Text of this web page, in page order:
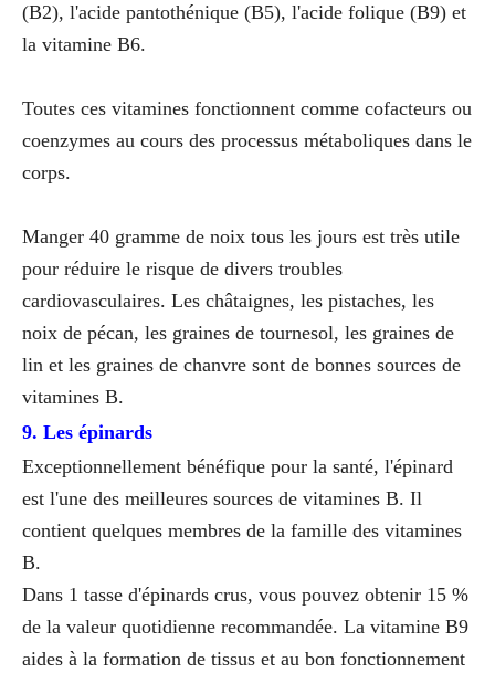
(B2), l'acide pantothénique (B5), l'acide folique (B9) et
la vitamine B6.
Toutes ces vitamines fonctionnent comme cofacteurs ou
coenzymes au cours des processus métaboliques dans le
corps.
Manger 40 gramme de noix tous les jours est très utile
pour réduire le risque de divers troubles
cardiovasculaires. Les châtaignes, les pistaches, les
noix de pécan, les graines de tournesol, les graines de
lin et les graines de chanvre sont de bonnes sources de
vitamines B.
9. Les épinards
Exceptionnellement bénéfique pour la santé, l'épinard
est l'une des meilleures sources de vitamines B. Il
contient quelques membres de la famille des vitamines
B.
Dans 1 tasse d'épinards crus, vous pouvez obtenir 15 %
de la valeur quotidienne recommandée. La vitamine B9
aides à la formation de tissus et au bon fonctionnement